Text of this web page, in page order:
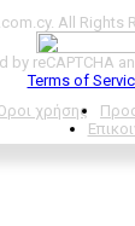
All Rights
by reCAPTCHA
Terms of
χρήσης